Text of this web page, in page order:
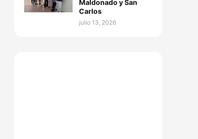
Maldonado y San
Carlos
julio 13, 2026